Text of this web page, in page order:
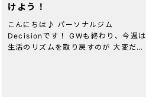
けよう！
こんにちは♪ パーソナルジム
Decisionです！ GWも終わり、今週は
生活のリズムを取り戻すのが 大変だっ